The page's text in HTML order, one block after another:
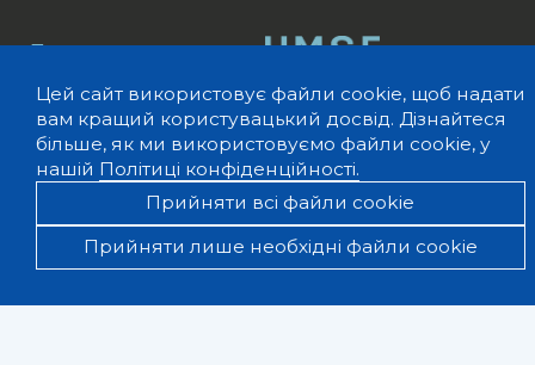
Цей сайт використовує файли cookie, щоб надати
вам кращий користувацький досвід. Дізнайтеся
більше, як ми використовуємо файли cookie, у
нашій Політиці конфіденційності.
Прийняти всі файли cookie
Прийняти лише необхідні файли cookie
Проєкти
Media Guide
Контакти
вул. Ризька, 15, Київ, 04112